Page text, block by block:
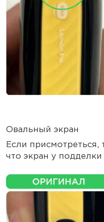
Овальный экран
Если
что экран у